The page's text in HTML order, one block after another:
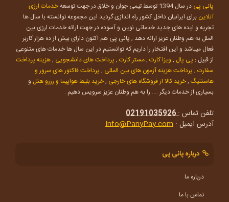
پانی پی در سال 1394 توسط تیمی جوان و خلاق در جهت توسعه
خدمات ارزی
آنلاین برای ایرانیان داخل کشور راه اندازی گردید این مجموعه توانسته با سال ها
تجربه و ایده های جدید خدماتی نوین و آسوده در جهت ارائه خدمات ارزی بین
الملل به هم وطنان عزیز ارائه دهد , پانی پی هم اکنون دارای بیش از ده هزار کاربر
فعال میباشد و این افتخار را داریم که توانستیم در این سال ها خدمات های متنوعی
از قبیل : پی پال , ویزا کارت ,مستر کارت , پرداخت های دانشجویی ,هزینه پرداخت
سفارت , پرداخت هزینه آزمون های بین المللی , پرداخت فاکتور های سرور و
هاستنیگ ,خرید کالا از فروشگاه های خارجی ,خرید بلیط هواپیما و رزرو هتل و
بسیاری از خدمات دیگر .... را به هم وطنان عزیز سرویس دهیم .
تلفن تماس :02191035926
آدرس ایمیل : Info@PanyPay.com
درباره پانی پی
درباره ما
تماس با ما